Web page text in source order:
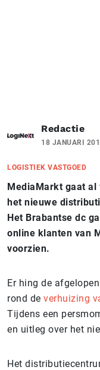
Redactie
18 JANUARI
LOGISTIEK VASTGOED
MediaMarkt gaat al
het nieuwe
Het Brabantse dc
online klanten van
voorzien.
Er hing de
rond de verhuizing
Tijdens een
en uitleg over het
Het